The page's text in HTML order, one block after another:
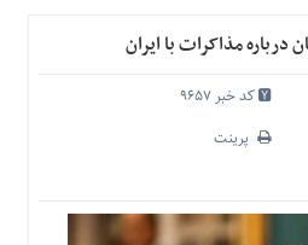
مذاکرات با ایران
کد خبر 9657
پرینت